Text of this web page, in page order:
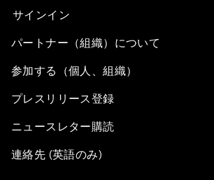
サインイン
パートナー（組織）について
参加する（個人、組織）
プレスリリース登録
ニュースレター購読
連絡先 (英語のみ)